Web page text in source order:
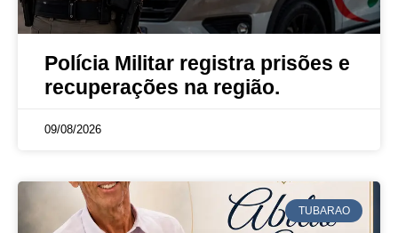
Polícia Militar registra prisões e
recuperações na região.
09/08/2026
TUBARAO